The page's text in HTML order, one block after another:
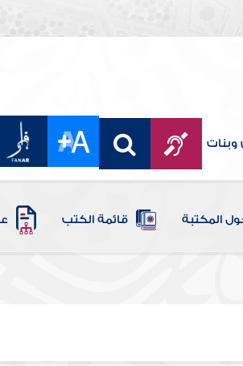
وبنات
المكتبة قائمة الكتب